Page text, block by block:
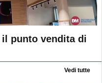
punto vendita di
Vedi tutte